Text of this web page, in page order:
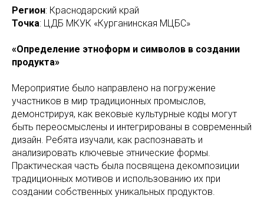
Регион: Краснодарский край
Точка: ЦДБ МКУК «Курганинская МЦБС»
«Определение этноформ и символов в создании
продукта»
Мероприятие было направлено на погружение
участников в мир традиционных промыслов,
демонстрируя, как вековые культурные коды могут
быть переосмыслены и интегрированы в современный
дизайн. Ребята изучали, как распознавать и
анализировать ключевые этнические формы.
Практическая часть была посвящена декомпозиции
традиционных мотивов и использованию их при
создании собственных уникальных продуктов.